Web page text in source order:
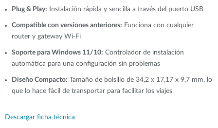
Plug & Play: Instalación rápida y sencilla a través del puerto USB
Compatible con versiones anteriores: Funciona con cualquier
router y gateway Wi-Fi
Soporte para Windows 11/10: Controlador de instalación
automática para una configuración sin problemas
Diseño Compacto: Tamaño de bolsillo de 34,2 x 17,17 x 9,7 mm, lo
que lo hace fácil de transportar para facilitar los viajes
Descargar ficha técnica